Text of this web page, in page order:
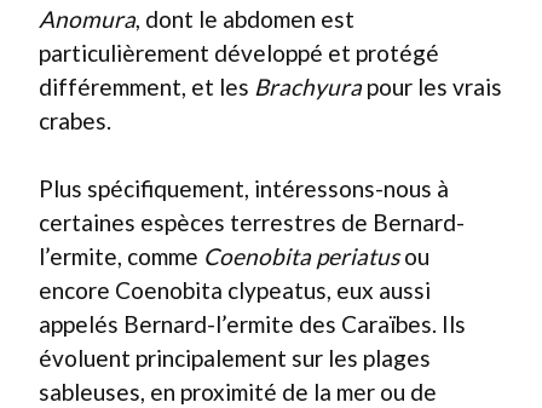
Anomura, dont le abdomen est
particulièrement développé et protégé
différemment, et les Brachyurapour les vrais
crabes.
Plus spécifiquement, intéressons-nous à
certaines espèces terrestres de Bernard-
l’ermite, comme Coenobita periatusou
encore Coenobita clypeatus, eux aussi
appelés Bernard-l’ermite des Caraïbes. Ils
évoluent principalement sur les plages
sableuses, en proximité de la mer ou de